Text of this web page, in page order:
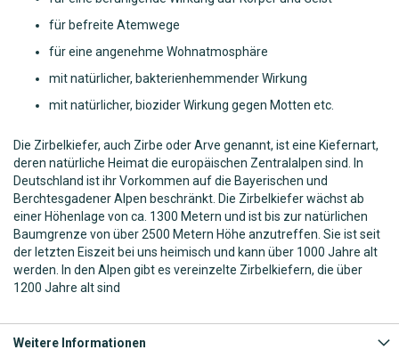
für befreite Atemwege
für eine angenehme Wohnatmosphäre
mit natürlicher, bakterienhemmender Wirkung
mit natürlicher, biozider Wirkung gegen Motten etc.
Die Zirbelkiefer, auch Zirbe oder Arve genannt, ist eine Kiefernart,
deren natürliche Heimat die europäischen Zentralalpen sind. In
Deutschland ist ihr Vorkommen auf die Bayerischen und
Berchtesgadener Alpen beschränkt. Die Zirbelkiefer wächst ab
einer Höhenlage von ca. 1300 Metern und ist bis zur natürlichen
Baumgrenze von über 2500 Metern Höhe anzutreffen. Sie ist seit
der letzten Eiszeit bei uns heimisch und kann über 1000 Jahre alt
werden. In den Alpen gibt es vereinzelte Zirbelkiefern, die über
1200 Jahre alt sind
Weitere Informationen